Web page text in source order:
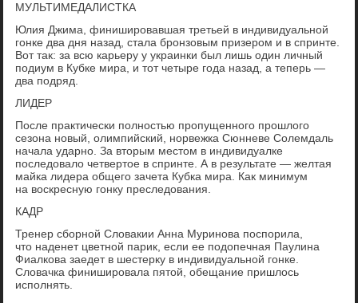
МУЛЬТИМЕДАЛИСТКА
Юлия Джима, финишировавшая третьей в индивидуальной
гонке два дня назад, стала бронзовым призером и в спринте.
Вот так: за всю карьеру у украинки был лишь один личный
подиум в Кубке мира, и тот четыре года назад, а теперь —
два подряд.
ЛИДЕР
После практически полностью пропущенного прошлого
сезона новый, олимпийский, норвежка Сюнневе Солемдаль
начала ударно. За вторым местом в индивидуалке
последовало четвертое в спринте. А в результате — желтая
майка лидера общего зачета Кубка мира. Как минимум
на воскресную гонку преследования.
КАДР
Тренер сборной Словакии Анна Муринова поспорила,
что наденет цветной парик, если ее подопечная Паулина
Фиалкова заедет в шестерку в индивидуальной гонке.
Словачка финишировала пятой, обещание пришлось
исполнять.